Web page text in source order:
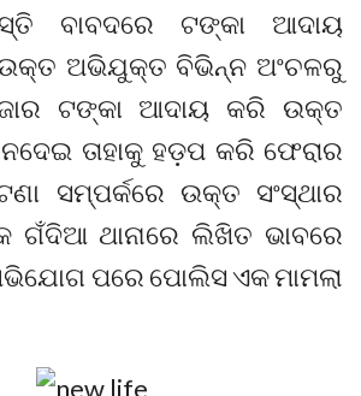
ବାବଦରେ ଟଙ୍କା ଆଦାୟ
ଉକ୍ତ ଅଭିଯୁକ୍ତ ବିଭିନ୍ନ ଅଂଚଳରୁ
ଟଙ୍କା ଆଦାୟ କରି ଉକ୍ତ
ନଦେଇ ତାହାକୁ ହଡ଼ପ କରି ଫେରାର
ସମ୍ପର୍କରେ ଉକ୍ତ ସଂସ୍ଥାର
ଗଁଦିଆ ଥାନାରେ ଲିଖିତ ଭାବରେ
ପରେ ପୋଲିସ ଏକ ମାମଲା